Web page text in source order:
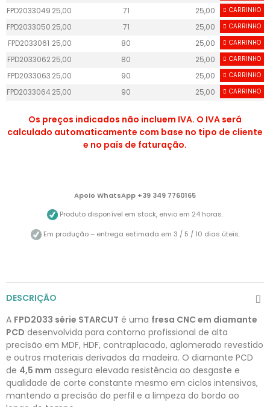
FPD2033049 25,00 71 25,00 55
CARRINHO
FPD2033050 25,00 71 25,00 55
CARRINHO
FPD2033061 25,00 80 25,00 55
CARRINHO
FPD2033062 25,00 80 25,00 55
CARRINHO
FPD2033063 25,00 90 25,00 55
CARRINHO
FPD2033064 25,00 90 25,00 55
CARRINHO
Os preços indicados não incluem IVA. O IVA será
calculado automaticamente com base no tipo de cliente
e no país de faturação.
Apoio WhatsApp +39 349 7760165
Produto disponível em stock, envio em 24 horas.
Em produção – entrega estimada em 3 / 5 / 10 dias úteis.
DESCRIÇÃO
A FPD2033 série STARCUT é uma fresa CNC em diamante
PCD desenvolvida para contorno profissional de alta
precisão em MDF, HDF, contraplacado, aglomerado revestido
e outros materiais derivados da madeira. O diamante PCD
de 4,5 mm assegura elevada resistência ao desgaste e
qualidade de corte constante mesmo em ciclos intensivos,
mantendo a precisão do perfil e a limpeza do bordo ao